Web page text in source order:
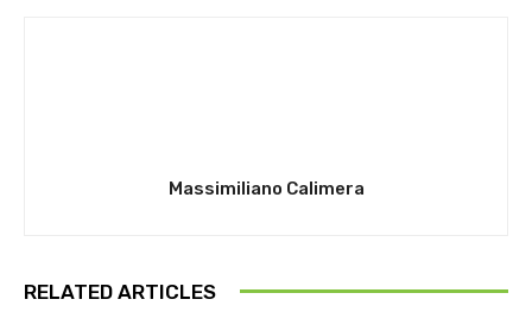
Massimiliano Calimera
RELATED ARTICLES